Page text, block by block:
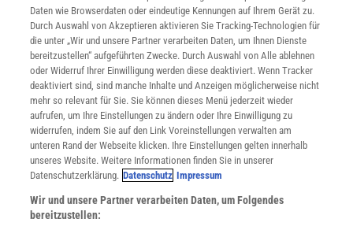
INFO
Mediadaten
Datenschutz
Nutzungsbedingungen
Cookie-Einstellungen
Utiq verwalten
Nutzungsbasierte Onlinewerbung
Alle Artikel
Impressum
Angebote für Schulen
Angebote für Institutionen
Daten wie Browserdaten oder eindeutige Kennungen auf Ihrem Gerät zu.
Durch Auswahl von Akzeptieren aktivieren Sie Tracking-Technologien für
die unter „Wir und unsere Partner verarbeiten Daten, um Ihnen Dienste
bereitzustellen“ aufgeführten Zwecke. Durch Auswahl von Alle ablehnen
oder Widerruf Ihrer Einwilligung werden diese deaktiviert. Wenn Tracker
deaktiviert sind, sind manche Inhalte und Anzeigen möglicherweise nicht
mehr so relevant für Sie. Sie können dieses Menü jederzeit wieder
aufrufen, um Ihre Einstellungen zu ändern oder Ihre Einwilligung zu
widerrufen, indem Sie auf den Link Voreinstellungen verwalten am
unteren Rand der Webseite klicken. Ihre Einstellungen gelten innerhalb
unseres Website. Weitere Informationen finden Sie in unserer
Datenschutzerklärung. Datenschutz Impressum
Wir und unsere Partner verarbeiten Daten, um Folgendes
bereitzustellen: